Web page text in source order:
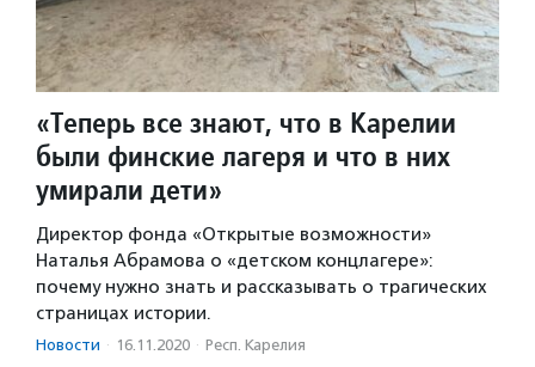
«Теперь все знают, что в Карелии
были финские лагеря и что в них
умирали дети»
Директор фонда «Открытые возможности»
Наталья Абрамова о «детском концлагере»:
почему нужно знать и рассказывать о трагических
страницах истории.
Новости · 16.11.2020 · Респ. Карелия